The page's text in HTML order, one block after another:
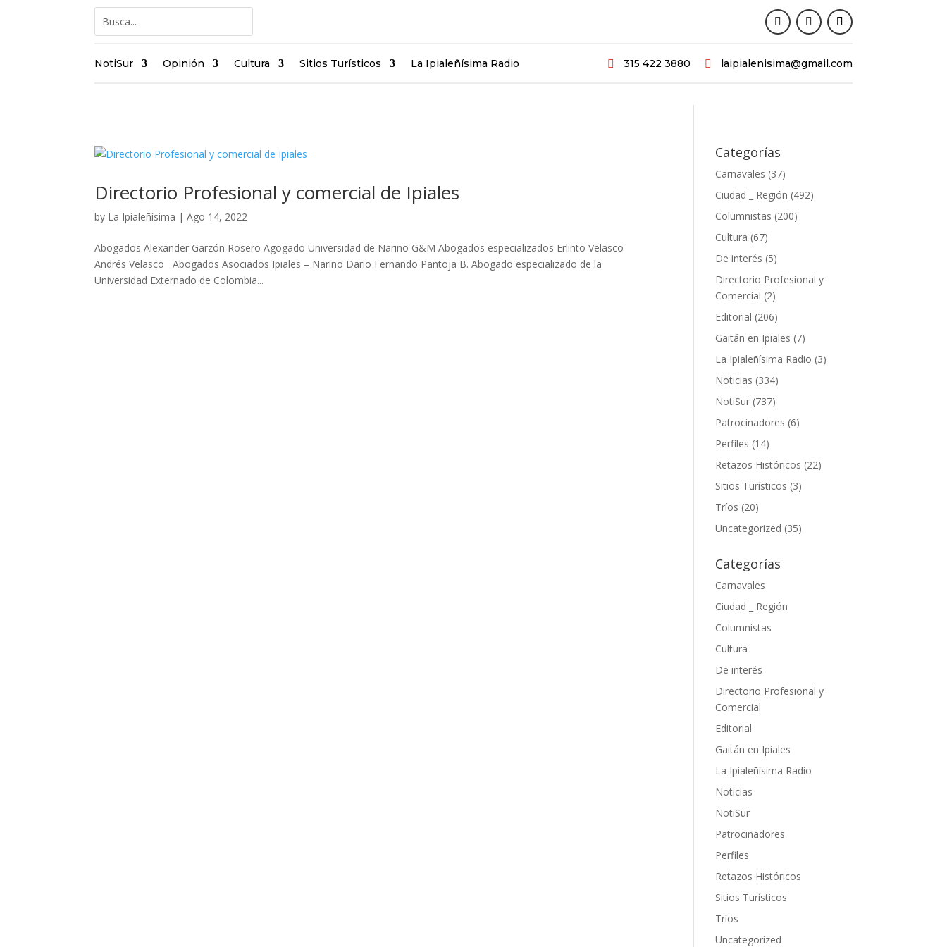
NotiSur Opinión Cultura Sitios Turísticos La Ipialeñísima Radio  315 422 3880  laipialenisima@gmail.com
Directorio Profesional y comercial de Ipiales
by La Ipialeñísima |Ago 14, 2022
Abogados Alexander Garzón Rosero Agogado Universidad de Nariño G&M Abogados especializados Erlinto Velasco
Andrés Velasco Abogados Asociados Ipiales – Nariño Dario Fernando Pantoja B. Abogado especializado de la
Universidad Externado de Colombia...
Categorías
Carnavales (37)
Ciudad _ Región (492)
Columnistas (200)
Cultura (67)
De interés (5)
Directorio Profesional y
Comercial (2)
Editorial (206)
Gaitán en Ipiales (7)
La Ipialeñísima Radio (3)
Noticias (334)
NotiSur (737)
Patrocinadores (6)
Perfiles (14)
Retazos Históricos (22)
Sitios Turísticos (3)
Tríos (20)
Uncategorized (35)
Categorías
Carnavales
Ciudad _ Región
Columnistas
Cultura
De interés
Directorio Profesional y
Comercial
Editorial
Gaitán en Ipiales
La Ipialeñísima Radio
Noticias
NotiSur
Patrocinadores
Perfiles
Retazos Históricos
Sitios Turísticos
Tríos
Uncategorized